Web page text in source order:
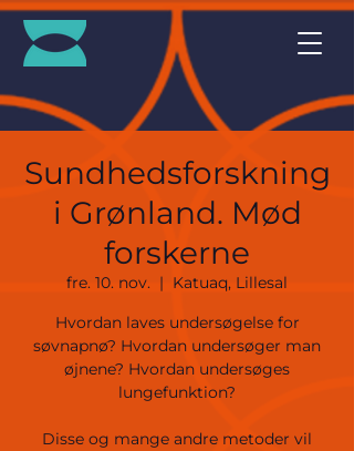
Sundhedsforskning
i Grønland. Mød
forskerne
fre. 10. nov.
  |
Katuaq, Lillesal
Hvordan laves undersøgelse for
søvnapnø? Hvordan undersøger man
øjnene? Hvordan undersøges
lungefunktion?
Disse og mange andre metoder vil